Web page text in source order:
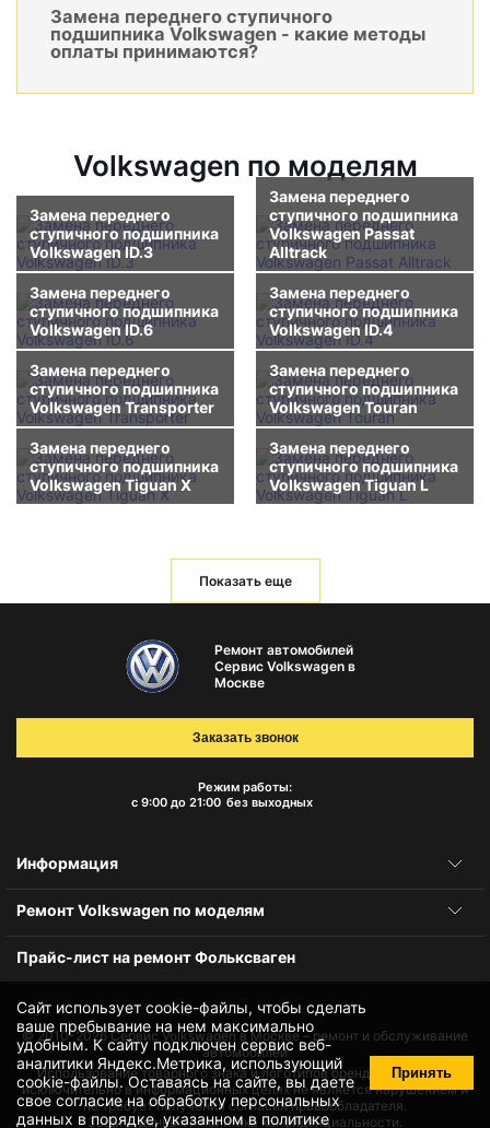
Замена переднего ступичного
подшипника Volkswagen - какие методы
оплаты принимаются?
Volkswagen по моделям
Замена переднего
ступичного подшипника
Volkswagen ID.3
Замена переднего
ступичного подшипника
Volkswagen Passat
Alltrack
Замена переднего
ступичного подшипника
Volkswagen ID.6
Замена переднего
ступичного подшипника
Volkswagen ID.4
Замена переднего
ступичного подшипника
Volkswagen Transporter
Замена переднего
ступичного подшипника
Volkswagen Touran
Замена переднего
ступичного подшипника
Volkswagen Tiguan X
Замена переднего
ступичного подшипника
Volkswagen Tiguan L
Показать еще
Сайт использует cookie-файлы, чтобы сделать
ваше пребывание на нем максимально
удобным. К cайту подключен сервис веб-
аналитики Яндекс.Метрика, использующий
cookie-файлы. Оставаясь на сайте, вы даете
своесогласие на обработку персональных
данных в порядке, указанном в политике
Принять
Ремонт автомобилей
Сервис Volkswagen в
Москве
Режим работы:
с 9:00 до 21:00 без выходных
Заказать звонок
Информация
Ремонт Volkswagen по моделям
Прайс-лист на ремонт Фольксваген
© 2010-2026Сервис Volkswagen в Москве – ремонт и обслуживание
автомобилей
Использование товарного знака и логотипов бренда происходит
исключительно в информационных целях не является нарушением и
не требует получения согласия правообладателя.
Защита данных и политика конфиденциальности.